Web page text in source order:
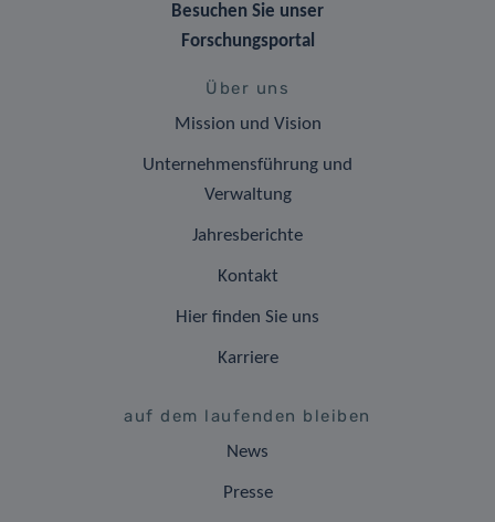
Besuchen Sie unser
Forschungsportal
Über uns
Mission und Vision
Unternehmensführung und
Verwaltung
Jahresberichte
Kontakt
Hier finden Sie uns
Karriere
auf dem laufenden bleiben
News
Presse